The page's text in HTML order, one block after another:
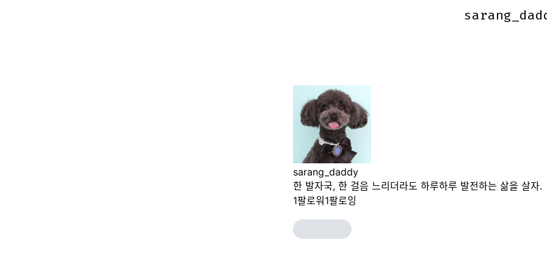
sarang_daddy
한 발자국, 한 걸음 느리더라도 하루하루 발전하는 삶을 살자.
1팔로워 1팔로잉